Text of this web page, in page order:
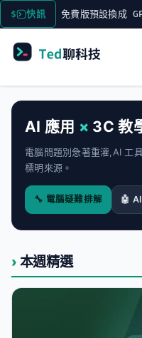
跳
至
快訊
免費版預設換成 GPT-
AI 應用 × 3C 教
電腦問題別急著重灌,AI 工
標明來源。
🔧 電腦疑難排解 🤖
本週精選